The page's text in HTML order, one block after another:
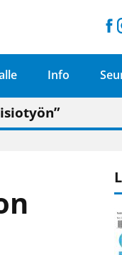
Info
painojäljen
kaupungissa"